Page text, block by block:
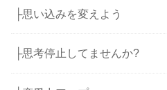
├思い込みを変えよう
├思考停止してませんか?